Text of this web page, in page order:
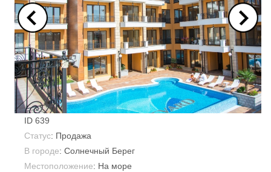
ID 639
Статус: Продажа
В городе: Солнечный Берег
Местоположение: На море